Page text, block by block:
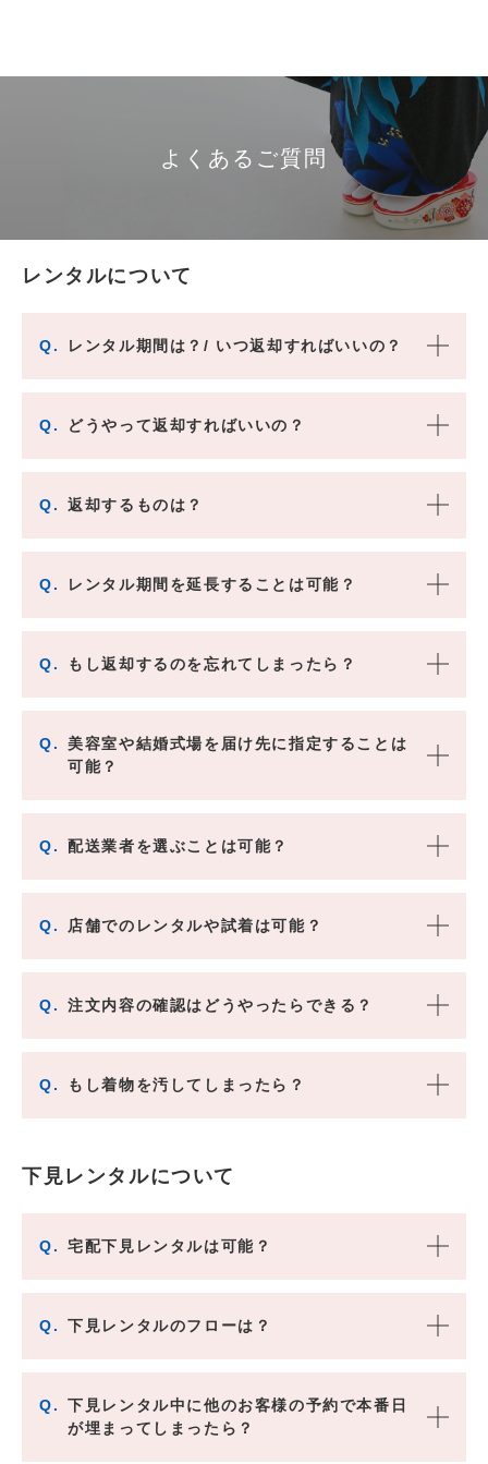
よくあるご質問
レンタルについて
Q. レンタル期間は？/ いつ返却すればいいの？
Q. どうやって返却すればいいの？
Q. 返却するものは？
Q. レンタル期間を延長することは可能？
Q. もし返却するのを忘れてしまったら？
Q.
美容室や結婚式場を届け先に指定することは
可能？
Q. 配送業者を選ぶことは可能？
Q. 店舗でのレンタルや試着は可能？
Q. 注文内容の確認はどうやったらできる？
Q. もし着物を汚してしまったら？
下見レンタルについて
Q. 宅配下見レンタルは可能？
Q. 下見レンタルのフローは？
Q.
下見レンタル中に他のお客様の予約で本番日
が埋まってしまったら？